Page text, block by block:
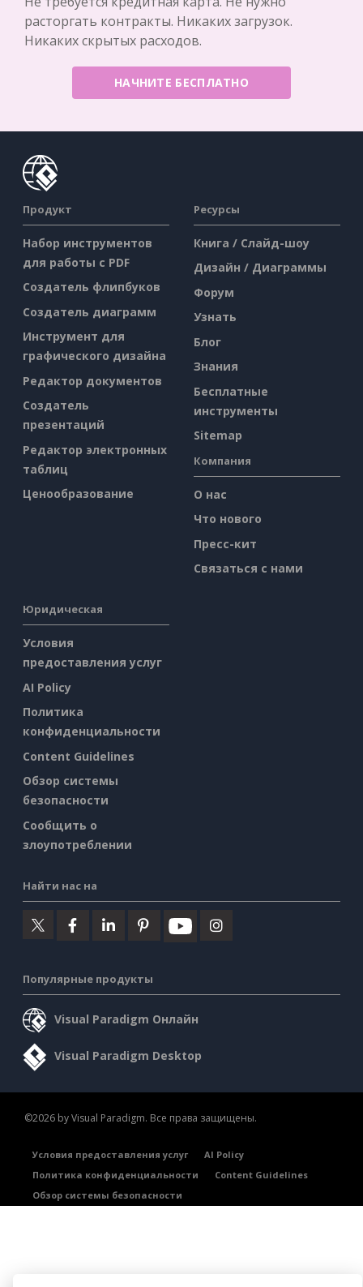
расторгать контракты. Никаких загрузок.
Никаких скрытых расходов.
НАЧНИТЕ БЕСПЛАТНО
Продукт
Набор инструментов
для работы с PDF
Создатель флипбуков
Создатель диаграмм
Инструмент для
графического дизайна
Редактор документов
Создатель
презентаций
Редактор электронных
таблиц
Ценообразование
Ресурсы
Книга / Слайд-шоу
Дизайн / Диаграммы
Форум
Узнать
Блог
Знания
Бесплатные
инструменты
Sitemap
Компания
О нас
Что нового
Пресс-кит
Связаться с нами
Юридическая
Условия
предоставления услуг
AI Policy
Политика
конфиденциальности
Content Guidelines
Обзор системы
безопасности
Сообщить о
злоупотреблении
Найти нас на
Популярные продукты
Visual Paradigm Онлайн
Visual Paradigm Desktop
©2026 by Visual Paradigm. Все права защищены.
Условия предоставления услуг
AI Policy
Политика конфиденциальности
Content Guidelines
Обзор системы безопасности